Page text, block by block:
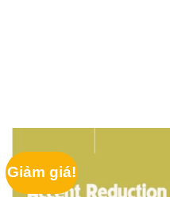
Giảm giá!